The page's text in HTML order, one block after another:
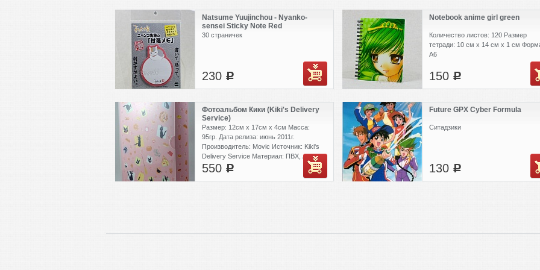
Natsume Yuujinchou - Nyanko-
sensei Sticky Note Red
30 страничек
230 c
Notebook anime girl green
Количество листов: 120 Размер
тетради: 10 см x 14 см x 1 см
A6
150 c
Фотоальбом Кики (Kiki's Delivery
Service)
Размер: 12см x 17см x 4см Масса:
95гр. Дата релиза: июнь 2011г.
Производитель: Movic Источник: Kiki's
Delivery Service Материал: ПВХ, АБС-
пластик Личное впечатление: отличный
альбом для хранения фотографий или
550 c
Future GPX Cyber Formula
Ситадзики
130 c